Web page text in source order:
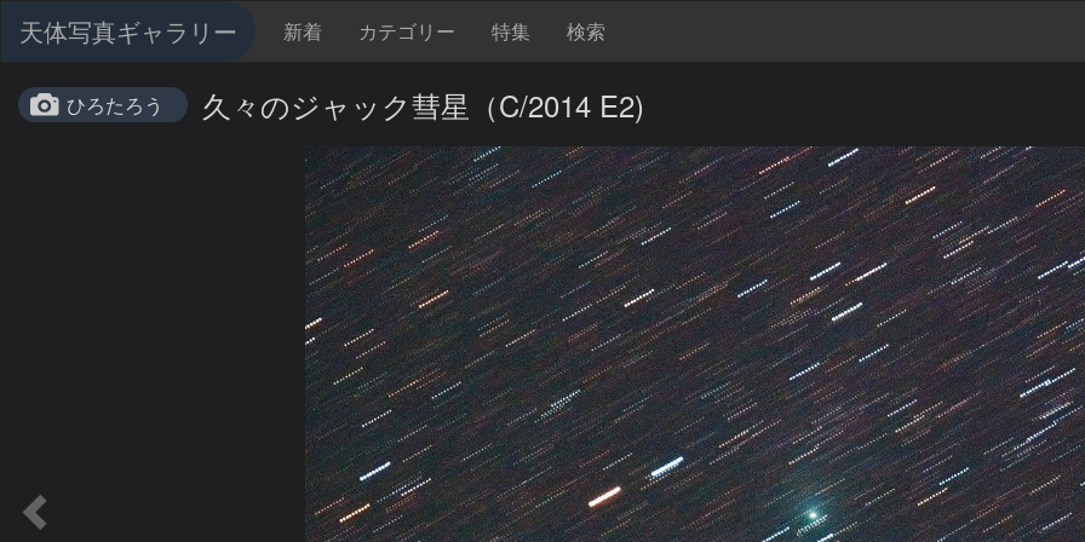
天体写真ギャラリー 新着 カテゴリー 特集 検索
ひろたろう 久々のジャック彗星（C/2014 E2)